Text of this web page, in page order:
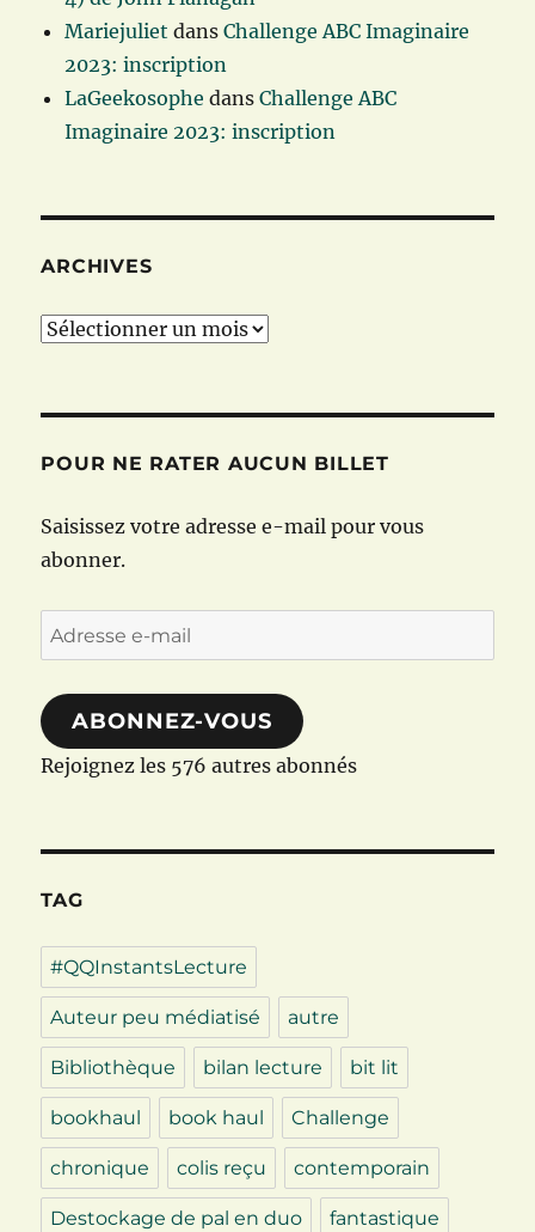
Mariejuliet dansChallenge ABC Imaginaire
2023: inscription
LaGeekosophe dansChallenge ABC
Imaginaire 2023: inscription
ARCHIVES
Archives
POUR NE RATER AUCUN BILLET
Saisissez votre adresse e-mail pour vous
abonner.
Adresse
e-
mail
ABONNEZ-VOUS
Rejoignez les 576 autres abonnés
TAG
#QQInstantsLecture
Auteur peu médiatisé autre
Bibliothèque bilan lecture bit lit
bookhaul book haul Challenge
chronique colis reçu contemporain
Destockage de pal en duo fantastique